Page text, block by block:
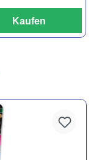
Kaufen